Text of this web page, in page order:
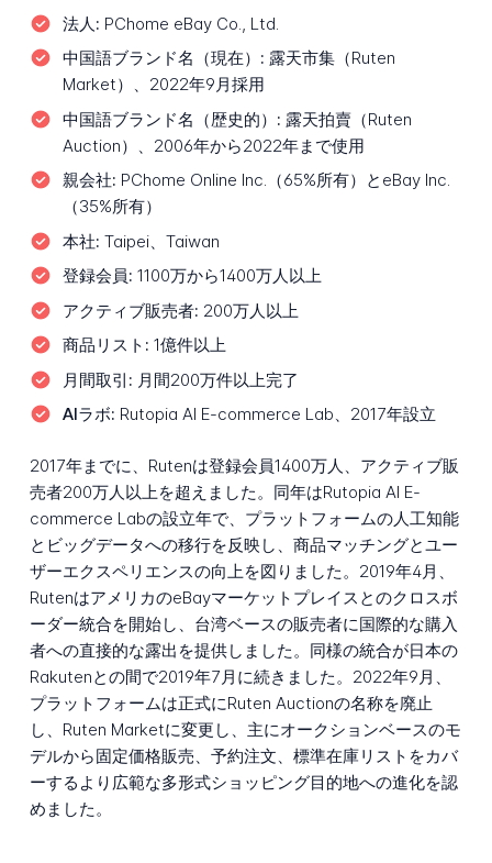
法人: PChome eBay Co., Ltd.
中国語ブランド名（現在）: 露天市集（Ruten
Market）、2022年9月採用
中国語ブランド名（歴史的）: 露天拍賣（Ruten
Auction）、2006年から2022年まで使用
親会社: PChome Online Inc.（65%所有）とeBay Inc.
（35%所有）
本社: Taipei、Taiwan
登録会員: 1100万から1400万人以上
アクティブ販売者: 200万人以上
商品リスト: 1億件以上
月間取引: 月間200万件以上完了
AIラボ: Rutopia AI E-commerce Lab、2017年設立
2017年までに、Rutenは登録会員1400万人、アクティブ販
売者200万人以上を超えました。同年はRutopia AI E-
commerce Labの設立年で、プラットフォームの人工知能
とビッグデータへの移行を反映し、商品マッチングとユー
ザーエクスペリエンスの向上を図りました。2019年4月、
RutenはアメリカのeBayマーケットプレイスとのクロスボ
ーダー統合を開始し、台湾ベースの販売者に国際的な購入
者への直接的な露出を提供しました。同様の統合が日本の
Rakutenとの間で2019年7月に続きました。2022年9月、
プラットフォームは正式にRuten Auctionの名称を廃止
し、Ruten Marketに変更し、主にオークションベースのモ
デルから固定価格販売、予約注文、標準在庫リストをカバ
ーするより広範な多形式ショッピング目的地への進化を認
めました。